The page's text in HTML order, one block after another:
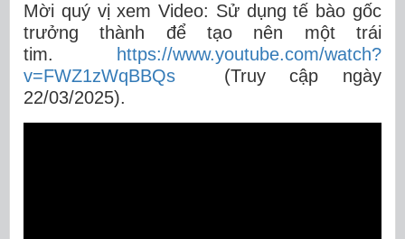
Mời quý vị xem Video: Sử dụng tế bào gốc
trưởng thành để tạo nên một trái
tim.
https://www.youtube.com/watch?
v=FWZ1zWqBBQs (Truy cập ngày
22/03/2025).